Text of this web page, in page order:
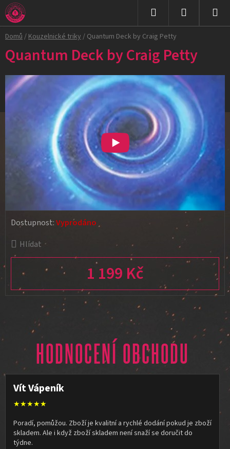
Přejít
na
obsah
Domů/Kouzelnické triky/ Quantum Deck by Craig Petty
Hlídat
1 199 Kč
Dostupnost:Vyprodáno
Quantum Deck by Craig Petty
HODNOCENÍ OBCHODU
Vít Vápeník
★★★★★
Poradí, pomůžou. Zboží je kvalitní a rychlé dodání pokud je zboží
skladem. Ale i když zboží skladem není snaží se doručit do
týdne.